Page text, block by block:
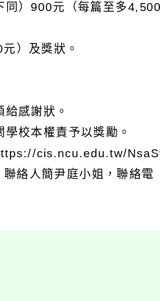
）900元（每篇至多4,500
）及獎狀。
感謝狀。
校本權責予以獎勵。
cis.ncu.edu.tw/
絡人簡尹庭小姐，聯絡電